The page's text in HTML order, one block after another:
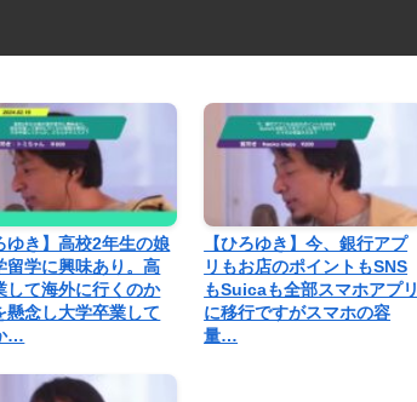
ゆき】高校2年生の娘
留学に興味あり。高
して海外に行くのか
懸念し大学卒業して
…
【ひろゆき】今、銀行アプ
リもお店のポイントもSNS
もSuicaも全部スマホアプリ
に移行ですがスマホの容
量…